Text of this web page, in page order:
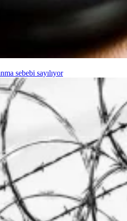
sebebi sayılıyor